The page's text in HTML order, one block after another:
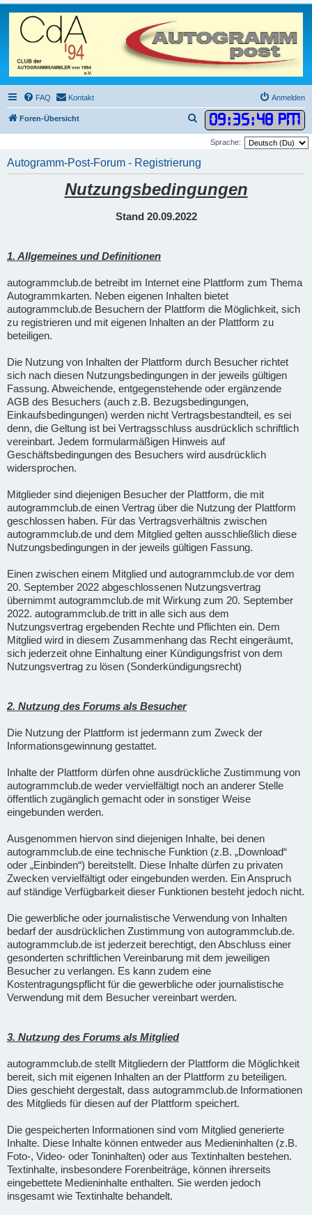
FAQ Kontakt Anmelden
Foren-Übersicht 09:35:49 PM
u
h
e
Sprache:
Autogramm-Post-Forum - Registrierung
Nutzungsbedingungen
Stand 20.09.2022
1. Allgemeines und Definitionen
autogrammclub.de betreibt im Internet eine Plattform zum Thema
Autogrammkarten. Neben eigenen Inhalten bietet
autogrammclub.de Besuchern der Plattform die Möglichkeit, sich
zu registrieren und mit eigenen Inhalten an der Plattform zu
beteiligen.
Die Nutzung von Inhalten der Plattform durch Besucher richtet
sich nach diesen Nutzungsbedingungen in der jeweils gültigen
Fassung. Abweichende, entgegenstehende oder ergänzende
AGB des Besuchers (auch z.B. Bezugsbedingungen,
Einkaufsbedingungen) werden nicht Vertragsbestandteil, es sei
denn, die Geltung ist bei Vertragsschluss ausdrücklich schriftlich
vereinbart. Jedem formularmäßigen Hinweis auf
Geschäftsbedingungen des Besuchers wird ausdrücklich
widersprochen.
Mitglieder sind diejenigen Besucher der Plattform, die mit
autogrammclub.de einen Vertrag über die Nutzung der Plattform
geschlossen haben. Für das Vertragsverhältnis zwischen
autogrammclub.de und dem Mitglied gelten ausschließlich diese
Nutzungsbedingungen in der jeweils gültigen Fassung.
Einen zwischen einem Mitglied und autogrammclub.de vor dem
20. September 2022 abgeschlossenen Nutzungsvertrag
übernimmt autogrammclub.de mit Wirkung zum 20. September
2022. autogrammclub.de tritt in alle sich aus dem
Nutzungsvertrag ergebenden Rechte und Pflichten ein. Dem
Mitglied wird in diesem Zusammenhang das Recht eingeräumt,
sich jederzeit ohne Einhaltung einer Kündigungsfrist von dem
Nutzungsvertrag zu lösen (Sonderkündigungsrecht)
2. Nutzung des Forums als Besucher
Die Nutzung der Plattform ist jedermann zum Zweck der
Informationsgewinnung gestattet.
Inhalte der Plattform dürfen ohne ausdrückliche Zustimmung von
autogrammclub.de weder vervielfältigt noch an anderer Stelle
öffentlich zugänglich gemacht oder in sonstiger Weise
eingebunden werden.
Ausgenommen hiervon sind diejenigen Inhalte, bei denen
autogrammclub.de eine technische Funktion (z.B. „Download“
oder „Einbinden“) bereitstellt. Diese Inhalte dürfen zu privaten
Zwecken vervielfältigt oder eingebunden werden. Ein Anspruch
auf ständige Verfügbarkeit dieser Funktionen besteht jedoch nicht.
Die gewerbliche oder journalistische Verwendung von Inhalten
bedarf der ausdrücklichen Zustimmung von autogrammclub.de.
autogrammclub.de ist jederzeit berechtigt, den Abschluss einer
gesonderten schriftlichen Vereinbarung mit dem jeweiligen
Besucher zu verlangen. Es kann zudem eine
Kostentragungspflicht für die gewerbliche oder journalistische
Verwendung mit dem Besucher vereinbart werden.
3. Nutzung des Forums als Mitglied
autogrammclub.de stellt Mitgliedern der Plattform die Möglichkeit
bereit, sich mit eigenen Inhalten an der Plattform zu beteiligen.
Dies geschieht dergestalt, dass autogrammclub.de Informationen
des Mitglieds für diesen auf der Plattform speichert.
Die gespeicherten Informationen sind vom Mitglied generierte
Inhalte. Diese Inhalte können entweder aus Medieninhalten (z.B.
Foto-, Video- oder Toninhalten) oder aus Textinhalten bestehen.
Textinhalte, insbesondere Forenbeiträge, können ihrerseits
eingebettete Medieninhalte enthalten. Sie werden jedoch
insgesamt wie Textinhalte behandelt.